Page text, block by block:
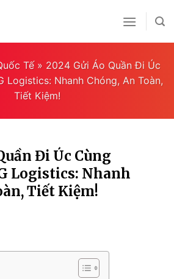
Tế» 2024 Gửi Áo Quần Đi Úc
Logistics: Nhanh Chóng, An Toàn,
Tiết Kiệm!
Đi Úc Cùng
Logistics: Nhanh
Tiết Kiệm!